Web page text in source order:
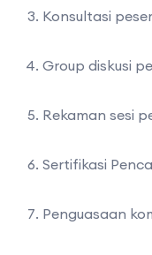
Konsultasi
Group diskusi
Rekaman sesi
Sertifikasi
Penguasaan